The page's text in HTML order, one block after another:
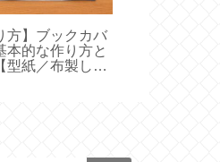
良品】取り外し
るテープが便
子の汚れ防止テ